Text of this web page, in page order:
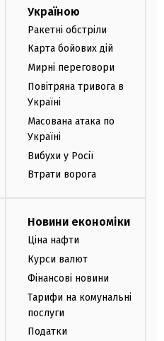
Україною
Ракетні обстріли
Карта бойових дій
Мирні переговори
Повітряна тривога в
Україні
Масована атака по
Україні
Вибухи у Росії
Втрати ворога
Новини економіки
Ціна нафти
Курси валют
Фінансові новини
Тарифи на комунальні
послуги
Податки